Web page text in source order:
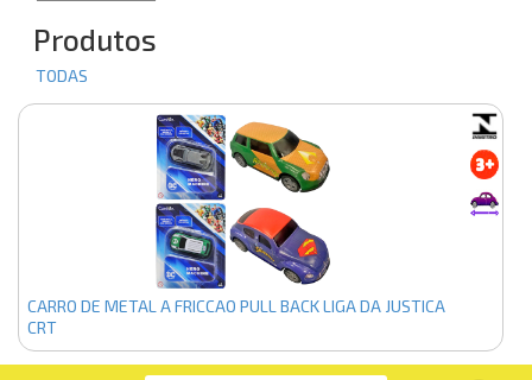
Produtos
TODAS
CARRO DE METAL A FRICCAO PULL BACK LIGA DA JUSTICA
CRT